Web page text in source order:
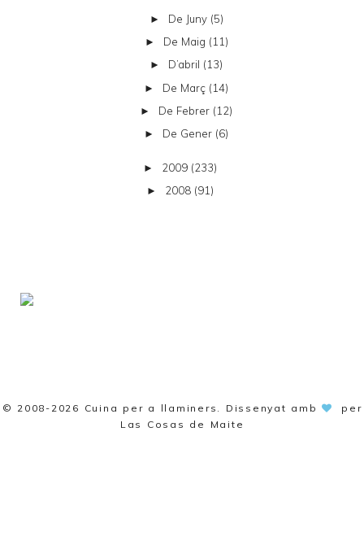
► De Juny (5)
► De Maig (11)
► D’abril (13)
► De Març (14)
► De Febrer (12)
► De Gener (6)
► 2009 (233)
► 2008 (91)
© 2008-2026 Cuina per a llaminers . Dissenyat amb
per
Las Cosas de Maite